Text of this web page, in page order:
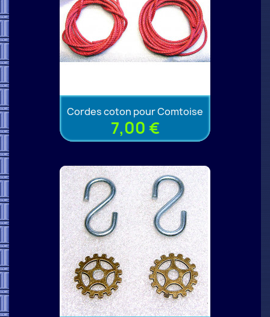
Cordes coton pour Comtoise
7,00 €